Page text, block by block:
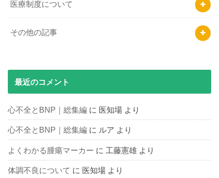
医療制度について
その他の記事
最近のコメント
心不全とBNP｜総集編 に 医知場 より
心不全とBNP｜総集編 に ルア より
よくわかる腫瘍マーカー に 工藤憲雄 より
体調不良について に 医知場 より